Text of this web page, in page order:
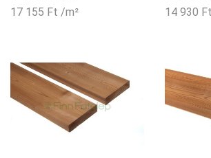
17 155 Ft /m²
14 930 Ft